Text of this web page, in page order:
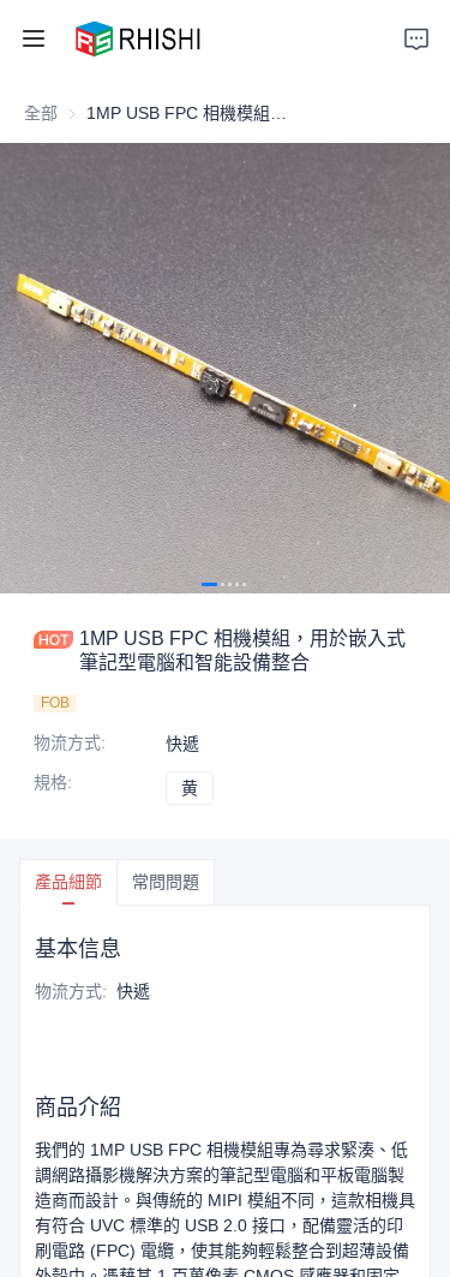
全部
1MP USB FPC 相機模組，用於嵌入式
筆記型電腦和智能設備整合
FOB
物流方式:
快遞
規格: 黄
產品細節 常問問題
基本信息
物流方式: 快遞
商品介紹
我們的 1MP USB FPC 相機模組專為尋求緊湊、低
調網路攝影機解決方案的筆記型電腦和平板電腦製
造商而設計。與傳統的 MIPI 模組不同，這款相機具
有符合 UVC 標準的 USB 2.0 接口，配備靈活的印
刷電路 (FPC) 電纜，使其能夠輕鬆整合到超薄設備
Home
About Us
News
Support